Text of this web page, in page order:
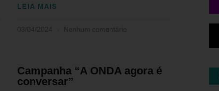
LEIA MAIS
Campanha “A ONDA agora é
conversar”